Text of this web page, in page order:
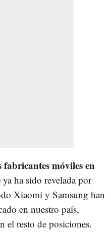
fabricantes móviles en
ya ha sido revelada por
Xiaomi y Samsung han
en nuestro país,
el resto de posiciones.